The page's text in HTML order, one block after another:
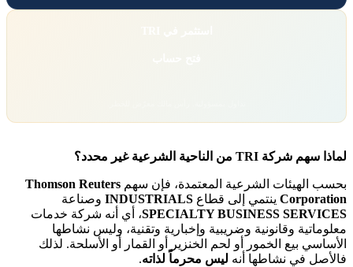
لماذا سهم شركة TRI من الناحية الشرعية غير محدد؟
بحسب الهيئات الشرعية المعتمدة، فإن سهم Thomson Reuters
Corporationينتمي إلى قطاع INDUSTRIALSوصناعة
SPECIALTY BUSINESS SERVICES، أي أنه شركة خدمات
معلوماتية وقانونية وضريبية وإخبارية وتقنية، وليس نشاطها
الأساسي بيع الخمور أو لحم الخنزير أو القمار أو الأسلحة. لذلك
فالأصل في نشاطها أنه ليس محرماً لذاته.